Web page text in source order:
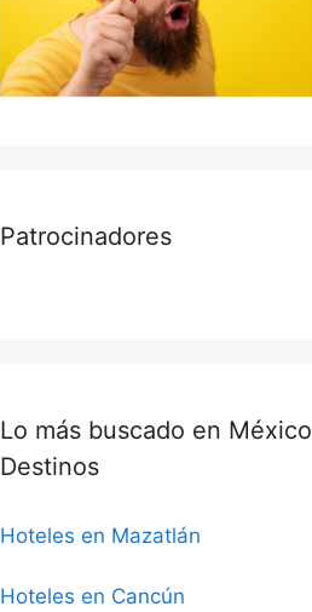
Patrocinadores
Lo más buscado en México
Destinos
Hoteles en Mazatlán
Hoteles en Cancún